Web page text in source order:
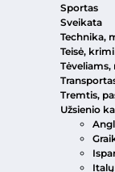
Sportas
Sveikata
Technika,
Teisė,
Tremtis,
Užsienio